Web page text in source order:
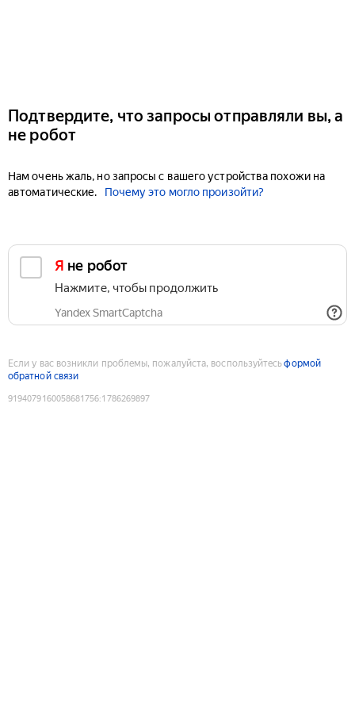
Подтвердите, что запросы отправляли вы, а
не робот
Нам очень жаль, но запросы с вашего устройства похожи на
автоматические.
Почему это могло произойти?
Я не робот
Нажмите, чтобы продолжить
Yandex SmartCaptcha
Если у вас возникли проблемы, пожалуйста, воспользуйтесьформой
обратной связи
9194079160058681756:1786269897